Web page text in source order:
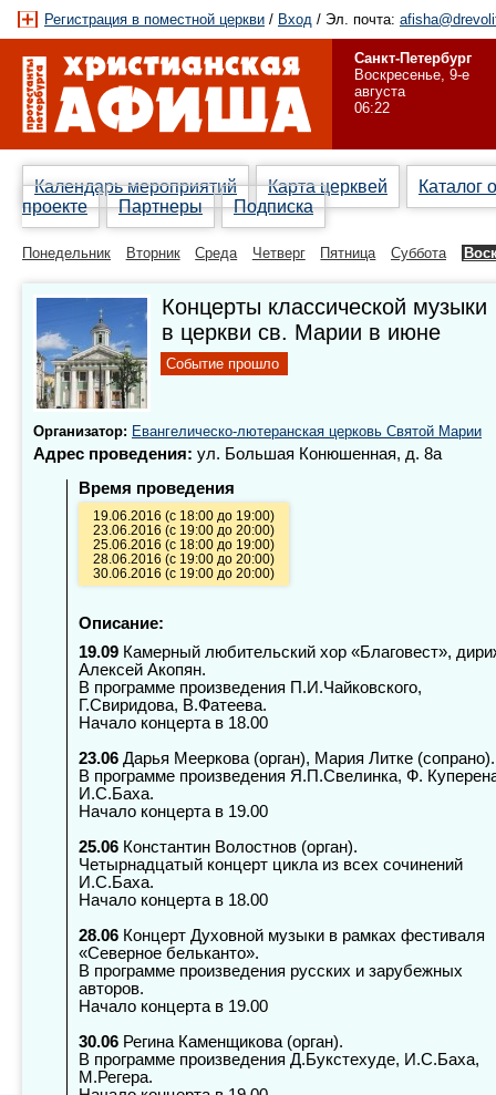
Регистрация в поместной церкви / Вход / Эл. почта:
Санкт-Петербург
Воскресенье, 9-е
августа
06:22
Календарь мероприятий Карта церквей
Каталог
проекте
Партнеры Подписка
Понедельник Вторник Среда Четверг Пятница Суббота
Концерты классической музыки
в церкви св. Марии в июне
Событие прошло
Организатор: Евангелическо-лютеранская церковь Святой Марии
Адрес проведения: ул. Большая Конюшенная, д. 8а
Время проведения
19.06.2016 (с 18:00 до 19:00)
23.06.2016 (с 19:00 до 20:00)
25.06.2016 (с 18:00 до 19:00)
28.06.2016 (с 19:00 до 20:00)
30.06.2016 (с 19:00 до 20:00)
Описание:
19.09 Камерный любительский хор «Благовест»,
Алексей Акопян.
В программе произведения П.И.Чайковского,
Г.Свиридова, В.Фатеева.
Начало концерта в 18.00
23.06 Дарья Мееркова (орган), Мария Литке (сопрано).
В программе произведения Я.П.Свелинка, Ф.
И.С.Баха.
Начало концерта в 19.00
25.06 Константин Волостнов (орган).
Четырнадцатый концерт цикла из всех сочинений
И.С.Баха.
Начало концерта в 18.00
28.06 Концерт Духовной музыки в рамках фестиваля
«Северное бельканто».
В программе произведения русских и зарубежных
авторов.
Начало концерта в 19.00
30.06 Регина Каменщикова (орган).
В программе произведения Д.Букстехуде, И.С.Баха,
М.Регера.